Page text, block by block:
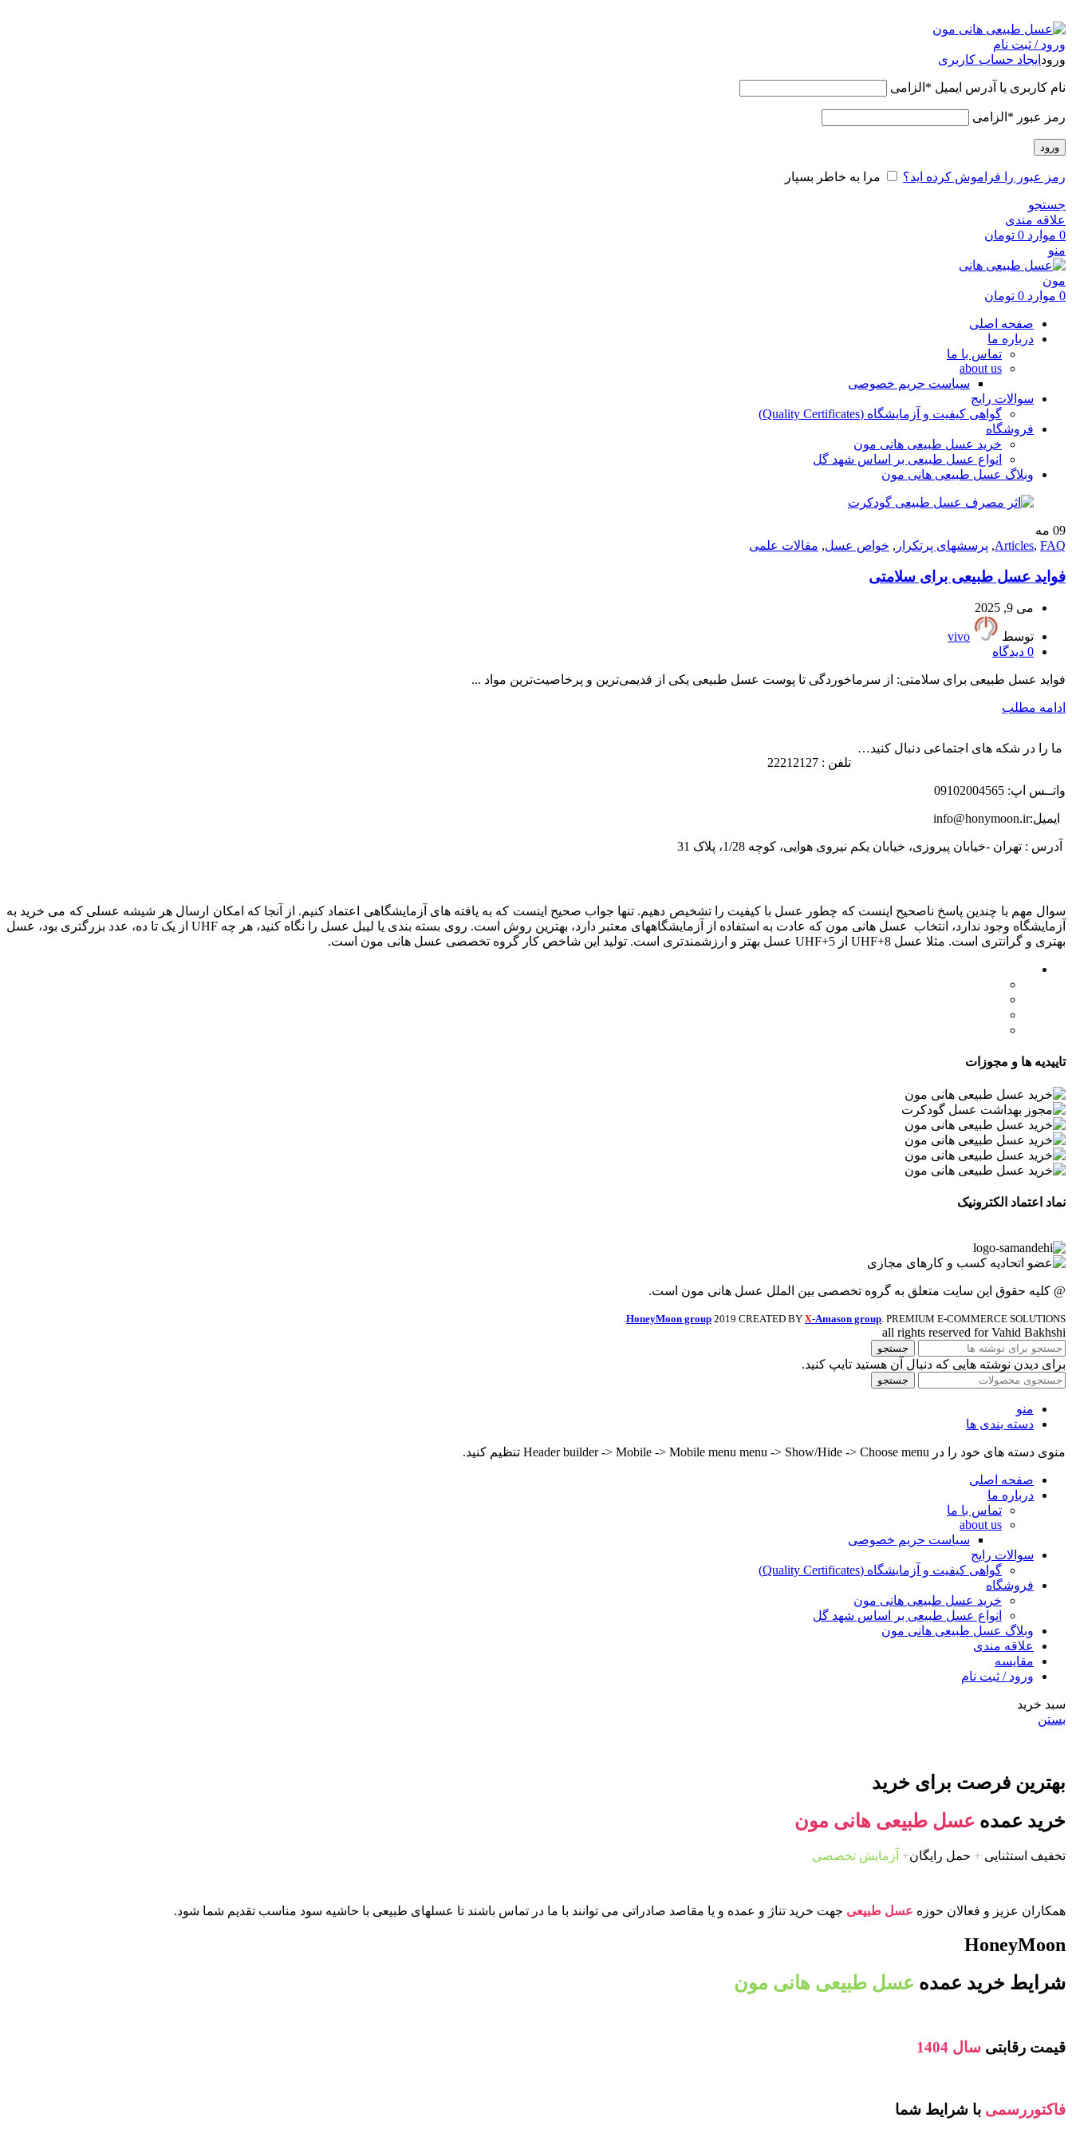
ورود / ثبت نام
ورود ایجاد حساب کاربری
نام کاربری یا آدرس ایمیل * الزامی
رمز عبور * الزامی
ورود
رمز عبور را فراموش کرده اید؟ مرا به خاطر بسپار
جستجو
علاقه مندی
0 موارد 0 تومان
منو
0 موارد 0 تومان
صفحه اصلی
درباره ما
تماس با ما
about us
سیاست حریم خصوصی
سوالات رایج
گواهی کیفیت و آزمایشگاه (Quality Certificates)
فروشگاه
خرید عسل طبیعی هانی مون
انواع عسل طبیعی بر اساس شهد گل
وبلاگ عسل طبیعی هانی مون
09 مه
Articles, FAQ
, پرسشهای پرتکرار , خواص عسل, مقالات علمی
فواید عسل طبیعی برای سلامتی
می 9, 2025
توسط
vivo
0 دیدگاه
فواید عسل طبیعی برای سلامتی: از سرماخوردگی تا پوست عسل طبیعی یکی از قدیمی‌ترین و پرخاصیت‌ترین مواد ...
ادامه مطلب
ما را در شکه های اجتماعی دنبال کنید…
تلفن : 22212127
واتــس اپ: 09102004565
ایمیل:info@honymoon.ir
آدرس : تهران -خیابان پیروزی، خیابان یکم نیروی هوایی، کوچه 1/28، پلاک 31
سوال مهم با چندین پاسخ ناصحیح اینست که چطور عسل با کیفیت را تشخیص دهیم. تنها جواب صحیح اینست که به یافته های آزمایشگاهی اعتماد کنیم. از آنجا که امکان ارسال هر شیشه عسلی که می خرید به
آزمایشگاه وجود ندارد، انتخاب عسل هانی مون که عادت به استفاده از آزمایشگاههای معتبر دارد، بهترین روش است. روی بسته بندی یا لیبل عسل را نگاه کنید، هر چه UHF از یک تا ده، عدد بزرگتری بود، عسل
بهتری و گرانتری است. مثلا عسل UHF+8 از UHF+5 عسل بهتر و ارزشمندتری است. تولید این شاخص کار گروه تخصصی عسل هانی مون است.
تاییدیه ها و مجوزات
نماد اعتماد الکترونیک
@ کلیه حقوق این سایت متعلق به گروه تخصصی بین الملل عسل هانی مون است.
HoneyMoon group 2019 CREATED BY X-Amason group. PREMIUM E-COMMERCE SOLUTIONS.
all rights reserved for Vahid Bakhshi
جستجو
برای دیدن نوشته هایی که دنبال آن هستید تایپ کنید.
جستجو
منو
دسته بندی ها
منوی دسته های خود را در Header builder -> Mobile -> Mobile menu menu -> Show/Hide -> Choose menu تنظیم کنید.
صفحه اصلی
درباره ما
تماس با ما
about us
سیاست حریم خصوصی
سوالات رایج
گواهی کیفیت و آزمایشگاه (Quality Certificates)
فروشگاه
خرید عسل طبیعی هانی مون
انواع عسل طبیعی بر اساس شهد گل
وبلاگ عسل طبیعی هانی مون
علاقه مندی
مقایسه
ورود / ثبت نام
سبد خرید
بستن
بهترین فرصت برای خرید
خرید عمده عسل طبیعی هانی مون
تخفیف استثنایی + حمل رایگان+ آزمایش تخصصی
همکاران عزیز و فعالان حوزه عسل طبیعی جهت خرید تناژ و عمده و یا مقاصد صادراتی می توانند با ما در تماس باشند تا عسلهای طبیعی با حاشیه سود مناسب تقدیم شما شود.
HoneyMoon
شرایط خرید عمده عسل طبیعی هانی مون
قیمت رقابتی سال 1404
فاکتوررسمی با شرایط شما